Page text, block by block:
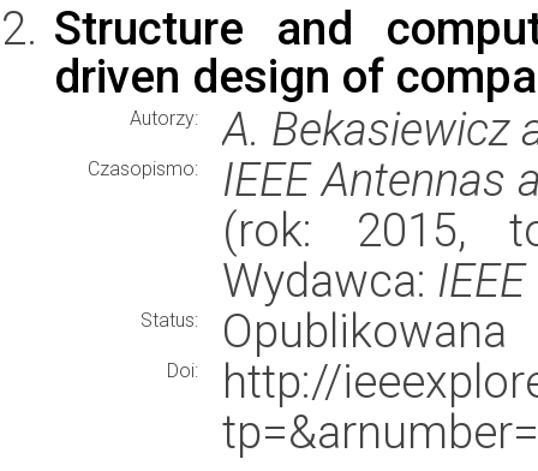
Structure and
driven design of
Autorzy: A. Bekasiewicz
Czasopismo:
IEEE Antennas
(rok: 2015,
Wydawca: IEEE
Status: Opublikowana
Doi:
http://